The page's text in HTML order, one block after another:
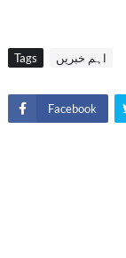
Tags اہم خبریں
Facebook